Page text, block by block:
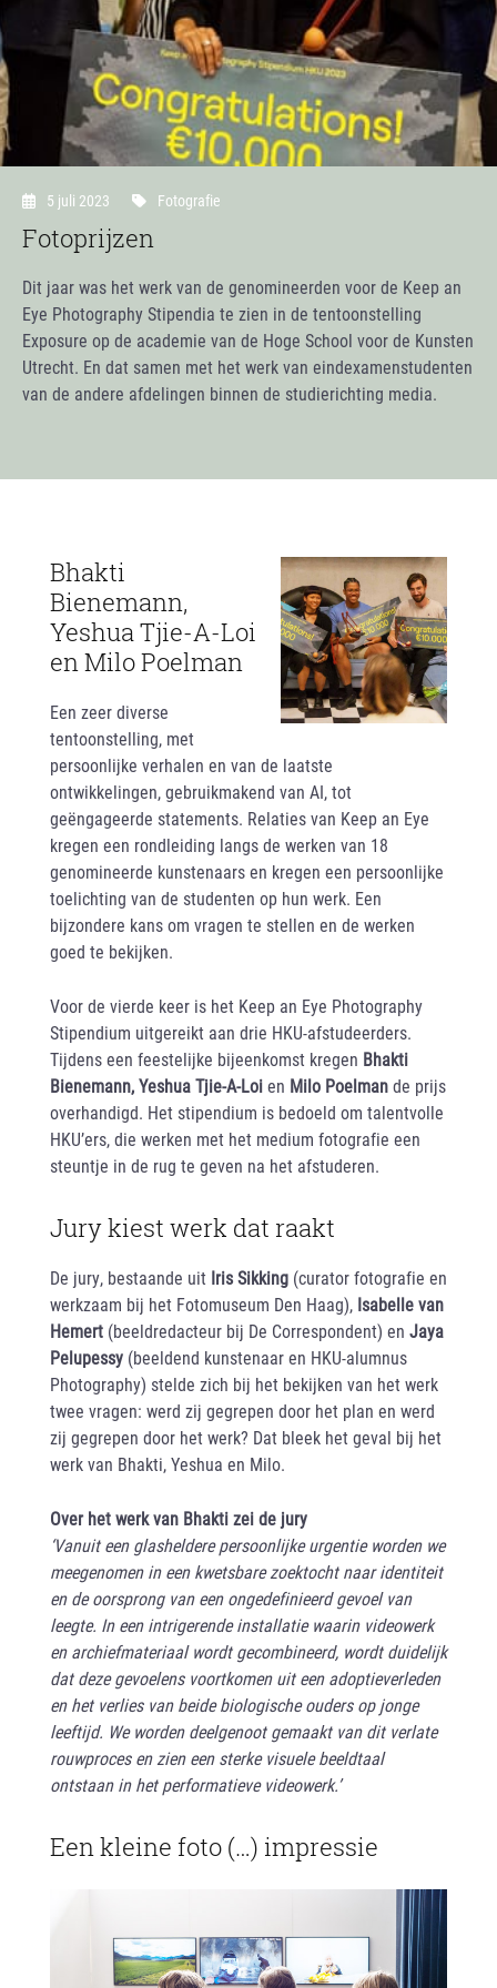
5 juli 2023 Fotografie
Fotoprijzen
Dit jaar was het werk van de genomineerden voor de Keep an
Eye Photography Stipendia te zien in de tentoonstelling
Exposure op de academie van de Hoge School voor de Kunsten
Utrecht. En dat samen met het werk van eindexamenstudenten
van de andere afdelingen binnen de studierichting media.
Bhakti
Bienemann,
Yeshua Tjie-A-Loi
en Milo Poelman
Een zeer diverse
tentoonstelling, met
persoonlijke verhalen en van de laatste
ontwikkelingen, gebruikmakend van AI, tot
geëngageerde statements. Relaties van Keep an Eye
kregen een rondleiding langs de werken van 18
genomineerde kunstenaars en kregen een persoonlijke
toelichting van de studenten op hun werk. Een
bijzondere kans om vragen te stellen en de werken
goed te bekijken.
Voor de vierde keer is het Keep an Eye Photography
Stipendium uitgereikt aan drie HKU-afstudeerders.
Tijdens een feestelijke bijeenkomst kregen Bhakti
Bienemann, Yeshua Tjie-A-Loien Milo Poelmande prijs
overhandigd. Het stipendium is bedoeld om talentvolle
HKU’ers, die werken met het medium fotografie een
steuntje in de rug te geven na het afstuderen.
Jury kiest werk dat raakt
De jury, bestaande uit Iris Sikking (curator fotografie en
werkzaam bij het Fotomuseum Den Haag), Isabelle van
Hemert (beeldredacteur bij De Correspondent) en Jaya
Pelupessy (beeldend kunstenaar en HKU-alumnus
Photography) stelde zich bij het bekijken van het werk
twee vragen: werd zij gegrepen door het plan en werd
zij gegrepen door het werk? Dat bleek het geval bij het
werk van Bhakti, Yeshua en Milo.
Over het werk van Bhakti zei de jury
‘Vanuit een glasheldere persoonlijke urgentie worden we
meegenomen in een kwetsbare zoektocht naar identiteit
en de oorsprong van een ongedefinieerd gevoel van
leegte. In een intrigerende installatie waarin videowerk
en archiefmateriaal wordt gecombineerd, wordt duidelijk
dat deze gevoelens voortkomen uit een adoptieverleden
en het verlies van beide biologische ouders op jonge
leeftijd. We worden deelgenoot gemaakt van dit verlate
rouwproces en zien een sterke visuele beeldtaal
ontstaan in het performatieve videowerk.’
Een kleine foto (…) impressie